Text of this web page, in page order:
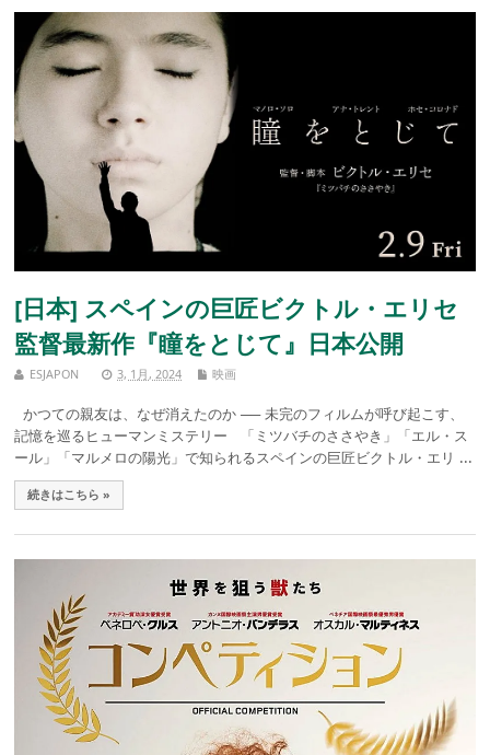
[日本] スペインの巨匠ビクトル・エリセ
監督最新作『瞳をとじて』日本公開
ESJAPON 3, 1月, 2024 映画
かつての親友は、なぜ消えたのか ── 未完のフィルムが呼び起こす、
記憶を巡るヒューマンミステリー 「ミツバチのささやき」「エル・ス
ール」「マルメロの陽光」で知られるスペインの巨匠ビクトル・エリ ...
続きはこちら »